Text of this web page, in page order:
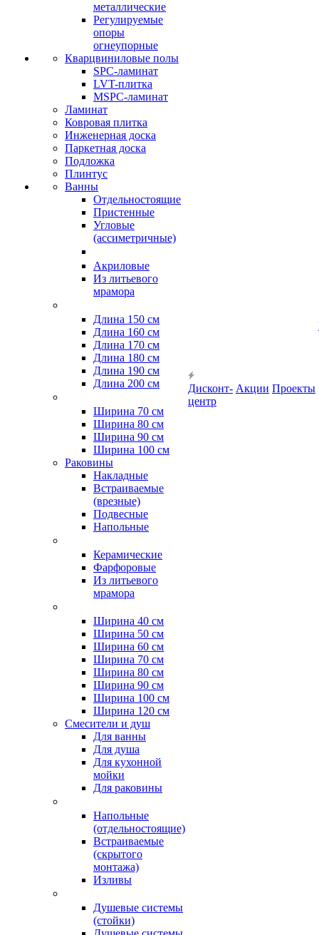
металлические
Регулируемые
опоры
огнеупорные
Кварцвиниловые полы
SPC-ламинат
LVT-плитка
MSPC-ламинат
Ламинат
Ковровая плитка
Инженерная доска
Паркетная доска
Подложка
Плинтус
Ванны
Отдельностоящие
Пристенные
Угловые
(ассиметричные)
Акриловые
Из литьевого
мрамора
Длина 150 см
Длина 160 см
Длина 170 см
Длина 180 см
Длина 190 см
Длина 200 см
Ширина 70 см
Ширина 80 см
Ширина 90 см
Ширина 100 см
Раковины
Накладные
Встраиваемые
(врезные)
Подвесные
Напольные
Керамические
Фарфоровые
Из литьевого
мрамора
Ширина 40 см
Ширина 50 см
Ширина 60 см
Ширина 70 см
Ширина 80 см
Ширина 90 см
Ширина 100 см
Ширина 120 см
Смесители и душ
Для ванны
Для душа
Для кухонной
мойки
Для раковины
Напольные
(отдельностоящие)
Встраиваемые
(скрытого
монтажа)
Изливы
Душевые системы
(стойки)
Дисконт-
центр
Акции Проекты